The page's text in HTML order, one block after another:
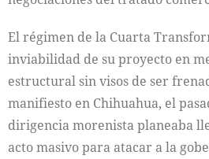
El régimen de la Cuarta
inviabilidad de su proyecto en
estructural sin visos de ser
manifiesto en Chihuahua, el
dirigencia morenista planeaba
acto masivo para atacar a la